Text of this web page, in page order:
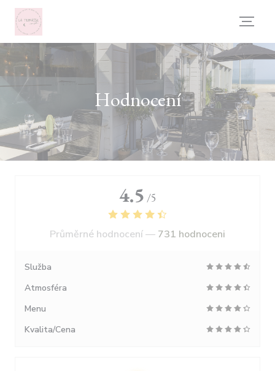
Panel pro správu cookies
Hodnocení
4.5 /5
Průměrné hodnocení — 731 hodnoceni
Služba
Atmosféra
Menu
Kvalita/Cena